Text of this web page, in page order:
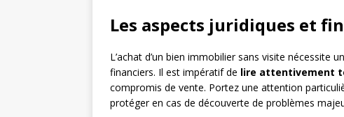
Les aspects juridiques et
L’achat d’un bien immobilier sans visite nécessite
financiers. Il est impératif de lire attentivement
compromis de vente. Portez une attention
protéger en cas de découverte de problèmes